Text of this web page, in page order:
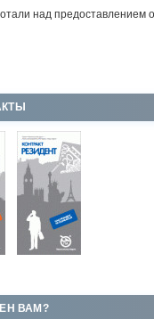
над предоставлением
ВАМ?